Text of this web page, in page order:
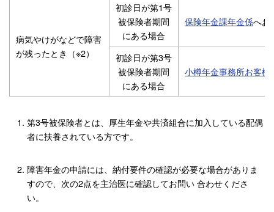
病気やけがなどで障害
が残ったとき（※2）
初診日が第1号
被保険者期間
にある場合
保険年金課年金係へお
初診日が第3号
被保険者期間
にある場合
小樽年金事務所お客様
第3号被保険者とは、厚生年金や共済組合に加入している配偶
者に扶養されている方です。
障害年金の申請には、納付要件の確認が必要な場合がありま
すので、次の2点を主治医に確認してお問い 合わせくださ
い。